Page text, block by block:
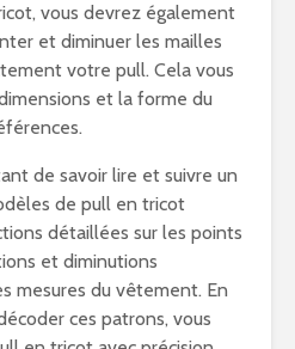
vous devrez également
et diminuer les mailles
votre pull. Cela vous
et la forme du
de savoir lire et suivre un
de pull en tricot
détaillées sur les points
et diminutions
mesures du vêtement. En
ces patrons, vous